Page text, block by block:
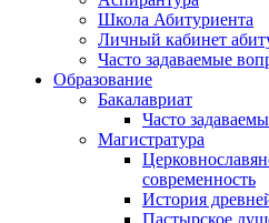
Школа Абитуриента
Личный кабинет
Часто задаваемые
Образование
Бакалавриат
Часто
Магистратура
современность
История
Пастырское